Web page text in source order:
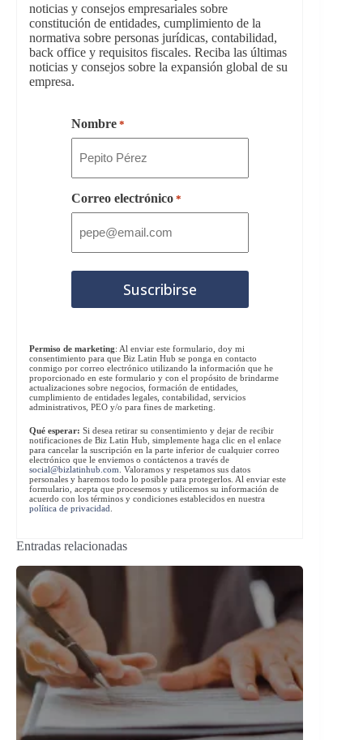
noticias y consejos empresariales sobre
constitución de entidades, cumplimiento de la
normativa sobre personas jurídicas, contabilidad,
back office y requisitos fiscales. Reciba las últimas
noticias y consejos sobre la expansión global de su
empresa.
Nombre *
Correo electrónico *
Permiso de marketing: Al enviar este formulario, doy mi
consentimiento para que Biz Latin Hub se ponga en contacto
conmigo por correo electrónico utilizando la información que he
proporcionado en este formulario y con el propósito de brindarme
actualizaciones sobre negocios, formación de entidades,
cumplimiento de entidades legales, contabilidad, servicios
administrativos, PEO y/o para fines de marketing.
Qué esperar: Si desea retirar su consentimiento y dejar de recibir
notificaciones de Biz Latin Hub, simplemente haga clic en el enlace
para cancelar la suscripción en la parte inferior de cualquier correo
electrónico que le enviemos o contáctenos a través de
social@bizlatinhub.com . Valoramos y respetamos sus datos
personales y haremos todo lo posible para protegerlos. Al enviar este
formulario, acepta que procesemos y utilicemos su información de
acuerdo con los términos y condiciones establecidos en nuestra
política de privacidad
Entradas relacionadas